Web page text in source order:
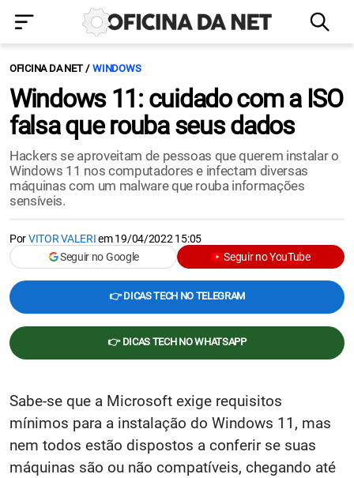
OFICINA DA NET WINDOWS
Windows 11: cuidado com a ISO
falsa que rouba seus dados
Hackers se aproveitam de pessoas que querem instalar o
Windows 11 nos computadores e infectam diversas
máquinas com um malware que rouba informações
sensíveis.
PorVITOR VALERIem19/04/2022 15:05
Seguir no Google
Seguir no YouTube
👉 DICAS TECH NO TELEGRAM
👉 DICAS TECH NO WHATSAPP
Sabe-se que a Microsoft exige requisitos
mínimos para a instalação do Windows 11, mas
nem todos estão dispostos a conferir se suas
máquinas são ou não compatíveis, chegando até